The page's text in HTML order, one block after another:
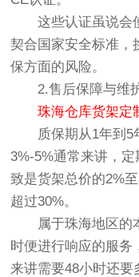
这些认证虽说会使
契合国家安全标准，
保方面的风险。
2.售后保障与维
珠海仓库货架定制
质保期从1年到5
3%-5%通常来讲，
致是货架总价的2%
超过30%。
属于珠海地区的
时便进行响应的服务
来讲需要48小时还要